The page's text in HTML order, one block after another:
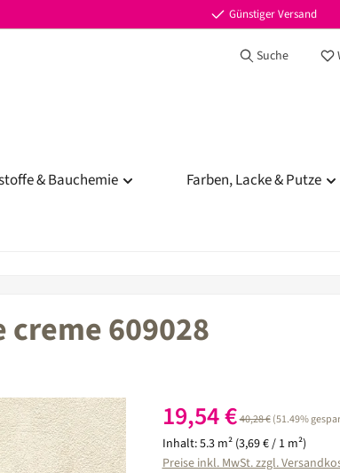
Günstiger Versand
Suche
& Bauchemie Farben, Lacke & Putze
609028
Verkaufspreis:
19,54 €Regulärer Preis:
40,28 € (51.49%
Inhalt:5.3 m² (3,69 € / 1 m²)
Preise inkl. MwSt. zzgl.